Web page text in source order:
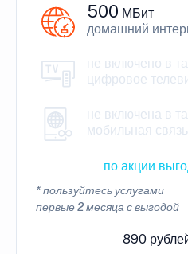
500 МБит
домашний
не включено в
цифровое
не включена в
мобильная связь
по акции
* пользуйтесь услугами
первые 2 месяца с выгодой
890